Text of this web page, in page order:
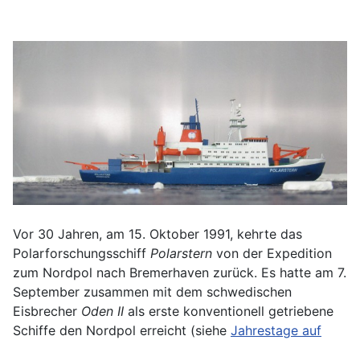
Vor 30 Jahren, am 15. Oktober 1991, kehrte das
Polarforschungsschiff Polarstern von der Expedition
zum Nordpol nach Bremerhaven zurück. Es hatte am 7.
September zusammen mit dem schwedischen
Eisbrecher Oden II als erste konventionell getriebene
Schiffe den Nordpol erreicht (siehe Jahrestage auf